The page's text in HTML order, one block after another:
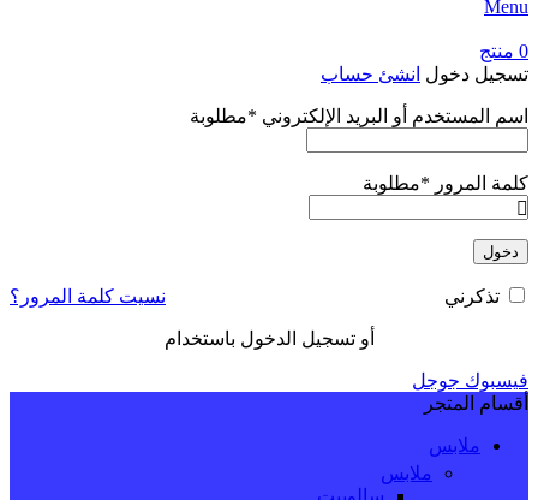
Menu
0 منتج
تسجيل دخول انشئ حساب
اسم المستخدم أو البريد الإلكتروني *مطلوبة
كلمة المرور *مطلوبة
دخول
نسيت كلمة المرور؟ تذكرني
أو تسجيل الدخول باستخدام
فيسبوك جوجل
أقسام المتجر
ملابس
ملابس
سالوبيت